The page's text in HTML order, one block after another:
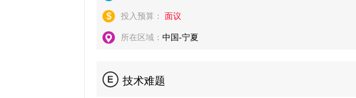
投入预算： 面议
所在区域： 中国-宁夏
技术难题